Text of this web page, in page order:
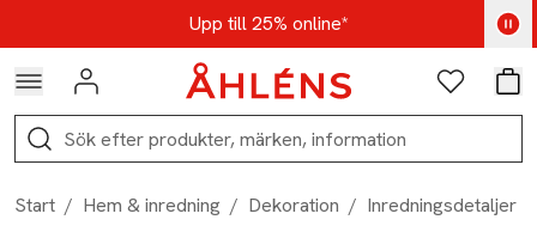
Hoppa till navigationsmenynUpp till 25% online*
Kod: AUG25 - Shoppa nu
Logga in Favoriter
Sök
Start / Hem & inredning / Dekoration / Inredningsdetaljer